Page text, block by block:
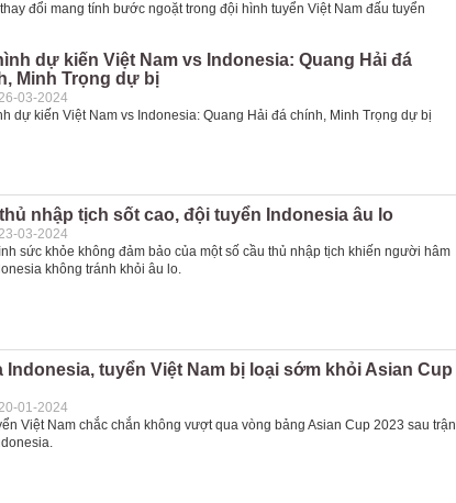
đổi mang tính bước ngoặt trong đội hình tuyển Việt Nam đấu tuyển
dự kiến Việt Nam vs Indonesia: Quang Hải đá
Minh Trọng dự bị
03-2024
dự kiến Việt Nam vs Indonesia: Quang Hải đá chính, Minh Trọng dự bị
nhập tịch sốt cao, đội tuyển Indonesia âu lo
03-2024
sức khỏe không đảm bảo của một số cầu thủ nhập tịch khiến người hâm
không tránh khỏi âu lo.
Indonesia, tuyển Việt Nam bị loại sớm khỏi Asian Cup
01-2024
Việt Nam chắc chắn không vượt qua vòng bảng Asian Cup 2023 sau trận